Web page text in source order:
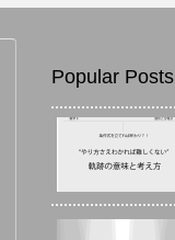
Popular Posts